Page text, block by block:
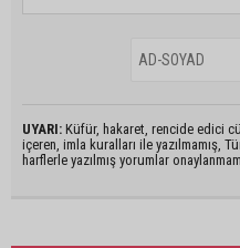
UYARI: Küfür, hakaret, rencide edici
içeren, imla kuralları ile yazılmamış,
harflerle yazılmış yorumlar